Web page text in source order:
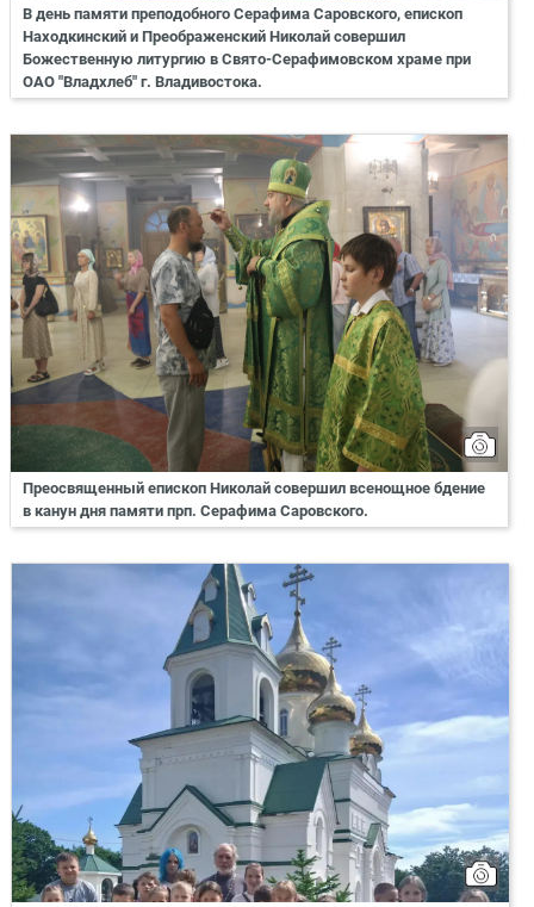
В день памяти преподобного Серафима Саровского, епископ
Находкинский и Преображенский Николай совершил
Божественную литургию в Свято-Серафимовском храме при
ОАО "Владхлеб" г. Владивостока.
Преосвященный епископ Николай совершил всенощное бдение
в канун дня памяти прп. Серафима Саровского.